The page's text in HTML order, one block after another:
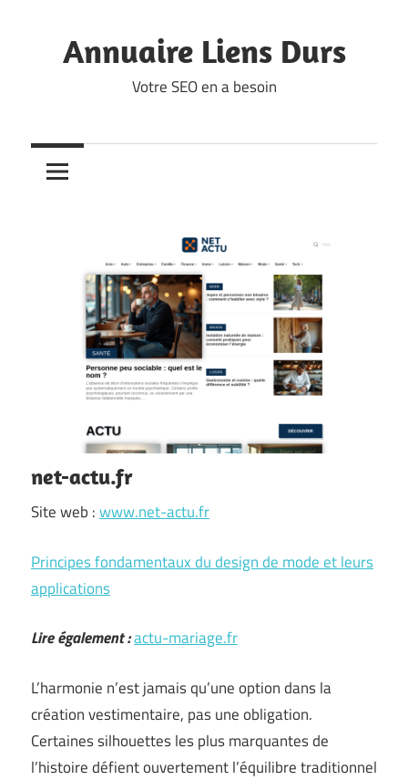
contentAnnuaire Liens Durs
Votre SEO en a besoin
net-actu.fr
Site web :www.net-actu.fr
Principes fondamentaux du design de mode et leurs
applications
Lire également :actu-mariage.fr
L’harmonie n’est jamais qu’une option dans la
création vestimentaire, pas une obligation.
Certaines silhouettes les plus marquantes de
l’histoire défient ouvertement l’équilibre traditionnel